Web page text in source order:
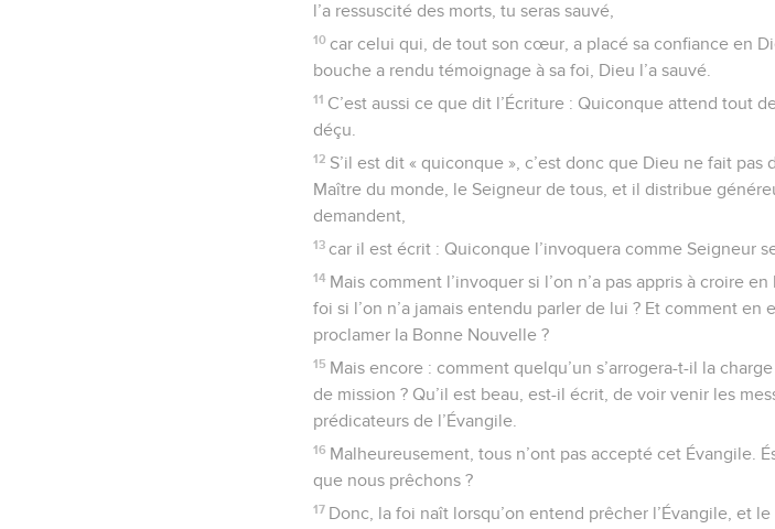
l’a ressuscité des morts, tu seras sauvé,
10 car celui qui, de tout son cœur, a placé sa confiance en
bouche a rendu témoignage à sa foi, Dieu l’a sauvé.
11 C’est aussi ce que dit l’Écriture : Quiconque attend tout
déçu.
12 S’il est dit « quiconque », c’est donc que Dieu ne fait
Maître du monde, le Seigneur de tous, et il distribue
demandent,
13 car il est écrit : Quiconque l’invoquera comme Seigneur
14 Mais comment l’invoquer si l’on n’a pas appris à croire
foi si l’on n’a jamais entendu parler de lui ? Et comment en
proclamer la Bonne Nouvelle ?
15 Mais encore : comment quelqu’un s’arrogera-t-il la
de mission ? Qu’il est beau, est-il écrit, de voir venir les
prédicateurs de l’Évangile.
16 Malheureusement, tous n’ont pas accepté cet Évangile.
que nous prêchons ?
17 Donc, la foi naît lorsqu’on entend prêcher l’Évangile, et